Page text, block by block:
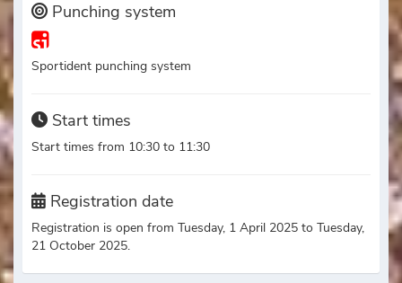
Punching system
Sportident punching system
Start times
Start times from 10:30 to 11:30
Registration date
Registration is open from Tuesday, 1 April 2025 to Tuesday,
21 October 2025.